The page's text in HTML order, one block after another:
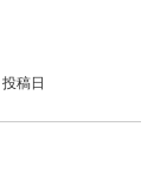
投稿日